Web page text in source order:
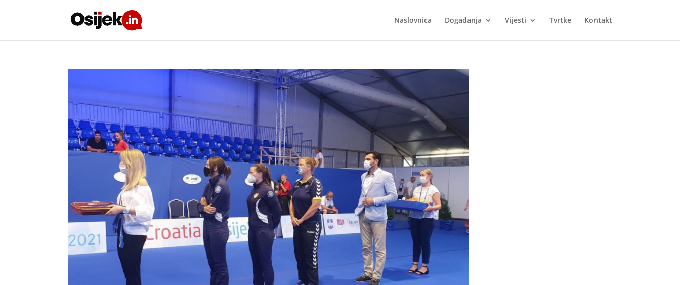
Naslovnica Događanja Vijesti Tvrtke Kontakt